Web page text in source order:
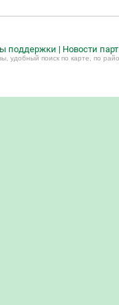
поддержки | Новости
удобный поиск по карте, по